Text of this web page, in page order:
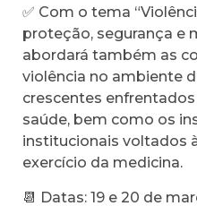
✅ Com o tema
proteção, segurança e
abordará também as
violência no ambiente
crescentes
saúde, bem como os
institucionais voltados
exercício da medicina.
📆 Datas: 19 e 20 de